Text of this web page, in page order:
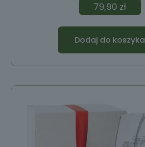
79,90 zł
Dodaj do koszyka